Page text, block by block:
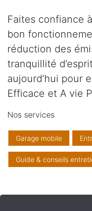
Faites confiance
bon
réduction des
tranquillité
aujourd’hui pour
Efficace et A vie
Nos services
Garage mobile
Guide & conseils